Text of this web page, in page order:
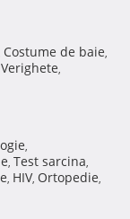
Costume de baie,
Verighete,
,
, Test sarcina,
, HIV, Ortopedie,